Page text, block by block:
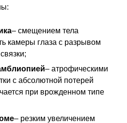
– смещением тела
камеры глаза с разрывом
– атрофическими
с абсолютной потерей
при врожденном типе
– резким увеличением